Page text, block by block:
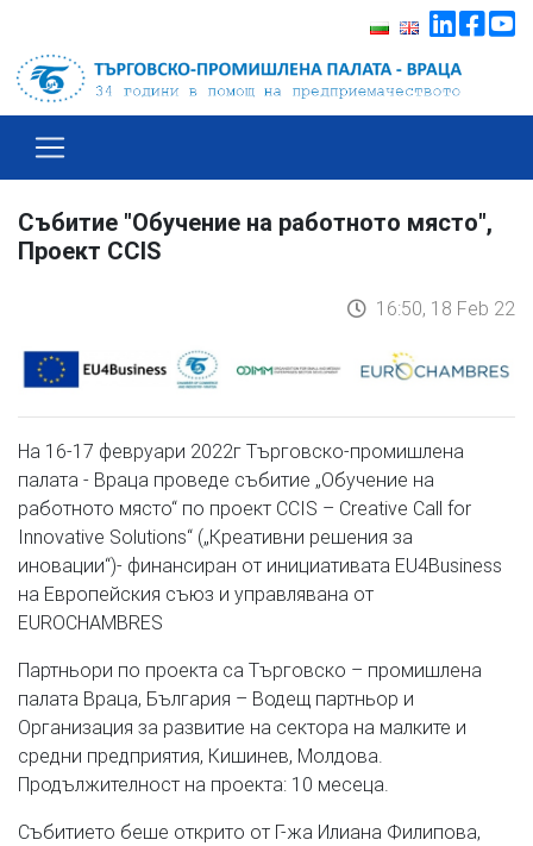
Събитие "Обучение на работното място",
Проект CCIS
16:50, 18 Feb 22
На 16-17 февруари 2022г Търговско-промишлена
палата - Враца проведе събитие „Обучение на
работното място“ по проект CCIS – Creative Call for
Innovative Solutions“ („Креативни решения за
иновации“)- финансиран от инициативата EU4Business
на Европейския съюз и управлявана от
EUROCHAMBRES
Партньори по проекта са Търговско – промишлена
палата Враца, България – Водещ партньор и
Организация за развитие на сектора на малките и
средни предприятия, Кишинев, Молдова.
Продължителност на проекта: 10 месеца.
Събитието беше открито от Г-жа Илиана Филипова,